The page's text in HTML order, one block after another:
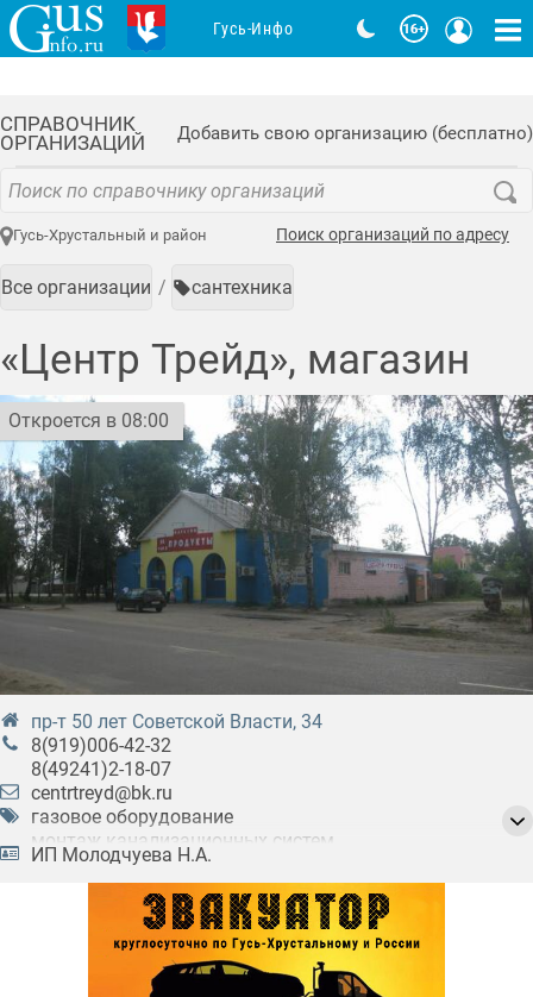
СПРАВОЧНИК
ОРГАНИЗАЦИЙ
Добавить свою организацию (бесплатно)
Гусь-Хрустальный и район Поиск организаций по адресу
Все организации сантехника
«Центр Трейд», магазин
Откроется в 08:00
пр-т 50 лет Советской Власти, 34
8(919)006-42-32
8(49241)2-18-07
centrtreyd@bk.ru
газовое оборудование
монтаж канализационных систем
монтаж систем водоснабжения
монтаж систем отопления
отопительное оборудование
сантехника
сервисное обслуживание
системы водоотведения
фурнитура сантехническая
ИП Молодчуева Н.А.
Гусь-Инфо